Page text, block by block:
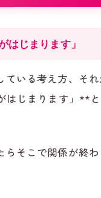
はじまります」
ている考え方、そ
はじまります」**と
らそこで関係が終